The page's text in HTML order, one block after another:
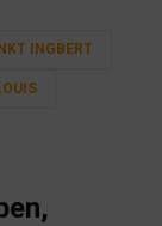
INGBERT